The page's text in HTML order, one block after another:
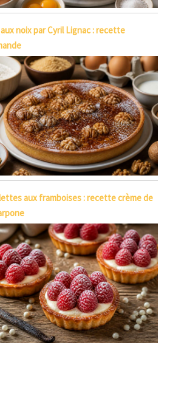
noix par Cyril Lignac : recette
aux framboises : recette crème de